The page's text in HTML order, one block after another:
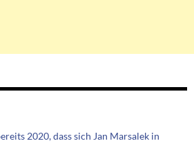
2020, dass sich Jan Marsalek in